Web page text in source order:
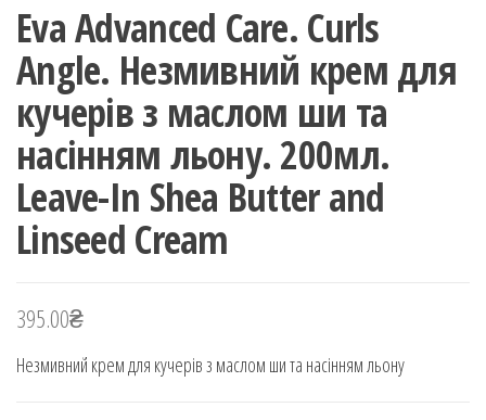
Eva Advanced Care. Curls
Angle. Незмивний крем для
кучерів з маслом ши та
насінням льону. 200мл.
Leave-In Shea Butter and
Linseed Cream
395.00₴
Незмивний крем для кучерів з маслом ши та насінням льону